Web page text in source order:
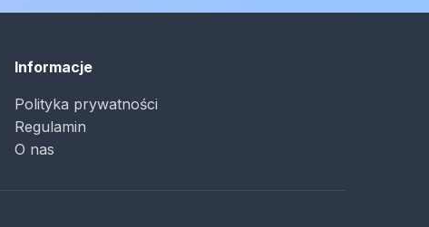
Informacje
Polityka prywatności
Regulamin
O nas